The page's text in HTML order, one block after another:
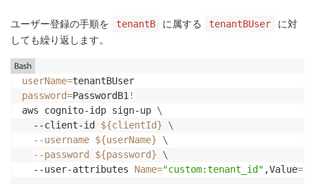
ユーザー登録の手順を tenantB に属する tenantBUser
に対
しても繰り返します。
userName=
password=PasswordB1 !
aws cognito-idp sign-up \
  --client-id
${clientId}
\
--username ${userName}
\
--password
${password}
\
  --user-attributes
Name="custom:tenant_id" ,Value=
Bash